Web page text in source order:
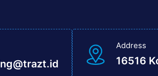
Address
16516